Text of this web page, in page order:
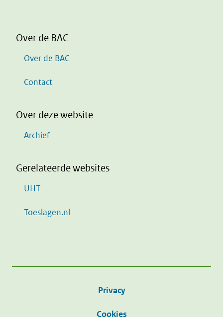
Over de BAC
Over de BAC
Contact
Over deze website
Archief
Gerelateerde websites
UHT
Toeslagen.nl
Privacy
Cookies